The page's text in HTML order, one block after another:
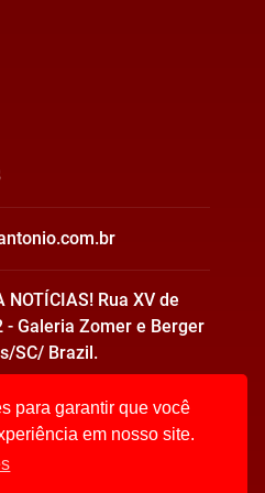
NOTÍCIAS! Rua XV de
- Galeria Zomer e Berger
SC/ Brazil.
para garantir que você
em nosso site.